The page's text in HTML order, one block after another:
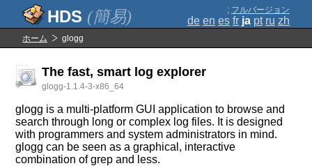
(簡易) ; フルバージョン
de en es fr ja pt ru zh
ホーム glogg
The fast, smart log explorer
glogg-1.1.4-3-x86_64
glogg is a multi-platform GUI application to browse and
search through long or complex log files. It is designed
with programmers and system administrators in mind.
glogg can be seen as a graphical, interactive
combination of grep and less.